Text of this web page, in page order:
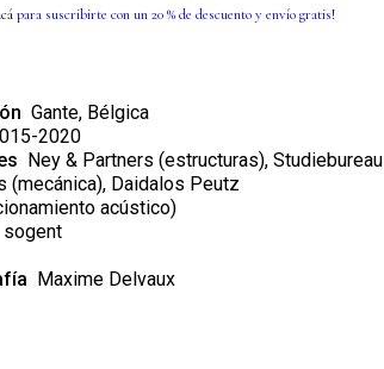
para suscribirte con un 20 % de descuento y envío gratis!
Gante, Bélgica
2020
Ney & Partners (estructuras), Studiebureau
(mecánica), Daidalos Peutz
acústico)
sogent
Maxime Delvaux